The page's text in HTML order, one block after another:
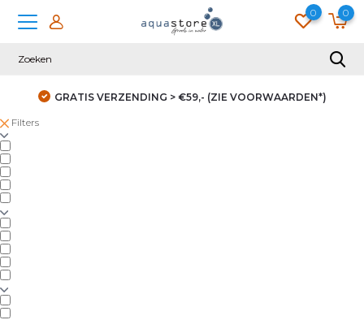
0 0
GRATIS VERZENDING > €59,- (ZIE VOORWAARDEN*)
Filters